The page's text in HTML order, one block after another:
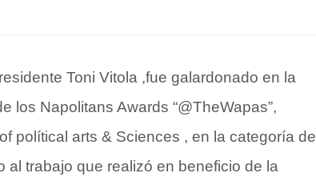
Toni Vitola ,fue galardonado en la
los Napolitans Awards “@TheWapas”,
polítical arts & Sciences , en la categoría de
al trabajo que realizó en beneficio de la